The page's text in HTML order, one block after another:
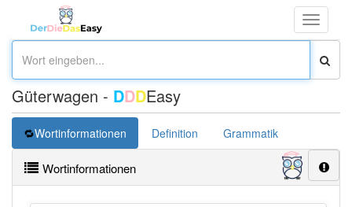
Toggle
Güterwagen - DDDEasy
Wortinformationen Definition Grammatik
Wortinformationen